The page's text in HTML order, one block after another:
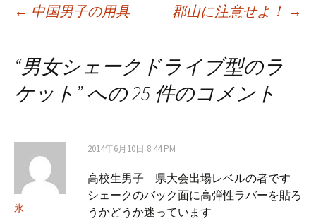
Post
navigation
← 中国男子の用具 郡山に注意せよ！ →
“男女シェークドライブ型のラ
ケット ” への 25 件のコメント
氷
2014年6月10日 8:44 PM
高校生男子 県大会出場レベルの者です
シェークのバック面に高弾性ラバーを貼ろ
うかどうか迷っています